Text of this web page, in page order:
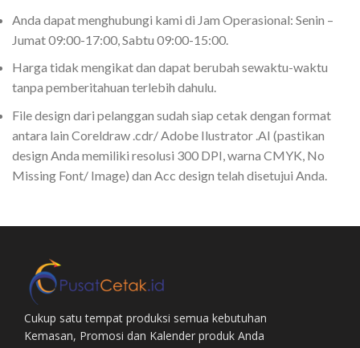
Anda dapat menghubungi kami di Jam Operasional: Senin –
Jumat 09:00-17:00, Sabtu 09:00-15:00.
Harga tidak mengikat dan dapat berubah sewaktu-waktu
tanpa pemberitahuan terlebih dahulu.
File design dari pelanggan sudah siap cetak dengan format
antara lain Coreldraw .cdr/ Adobe Ilustrator .AI (pastikan
design Anda memiliki resolusi 300 DPI, warna CMYK, No
Missing Font/ Image) dan Acc design telah disetujui Anda.
Cukup satu tempat produksi semua kebutuhan
Kemasan, Promosi dan Kalender produk Anda